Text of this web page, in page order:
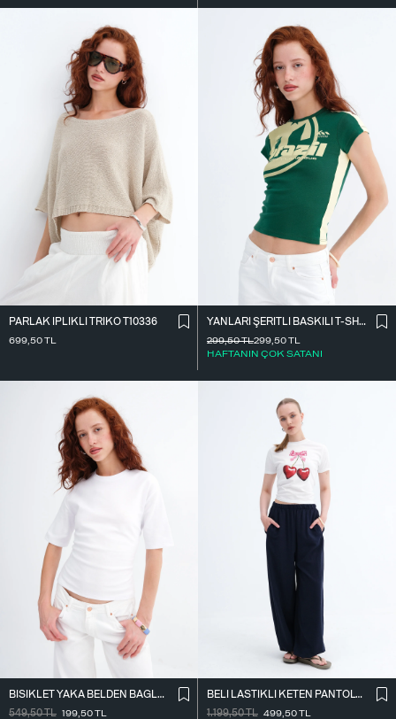
PARLAK İ̇PLIKLI TRIKO T10336
699,50TL
YANLARI ŞERITLI BASKILI T-SHIRT P9035
299,50TL
HAFTANIN ÇOK SATANI
299,50TL
BISIKLET YAKA BELDEN BAĞLAMALI T-SHIRT P261071
549,50TL 199,50TL
BELI LASTIKLI KETEN PANTOLON PN18273
1.199,50TL 499,50TL